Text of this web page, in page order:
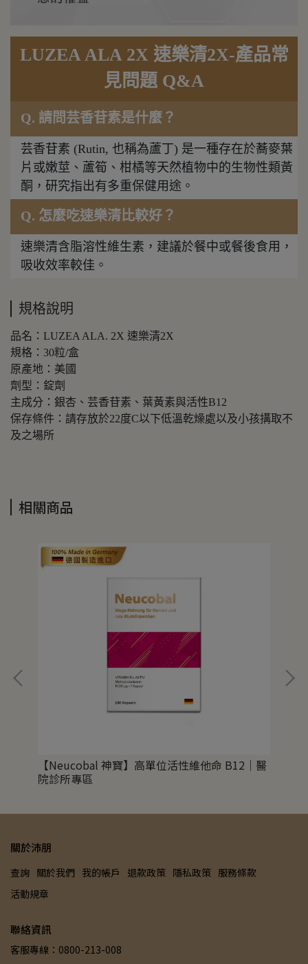
LUZEA ALA 2X 速樂清2X-產品常
見問題 Q&A
Q. 請問芸香苷素是什麼？
芸香苷素 (Rutin, 也稱為蘆丁) 是一種存在於蕎麥葉
片或嫩莖、蘆筍、柑橘等天然植物中的生物性類黃
酮，研究指出有多重保健用途。
Q. 怎麼吃速樂清比較好？
速樂清含脂溶性維生素，建議於餐中或餐後食用，
吸收效率較佳。
規格說明
品名：LUZEA ALA. 2X 速樂清2X
規格：30粒/盒
原產地：美國
劑型：錠劑
主成分：銀杏、芸香苷素、葉黃素與活性B12
保存條件：請存放於22度C以下低溫乾燥處以及小孩搆取不
及之場所
相關商品
【Neucobal 神寶】高單位活性維他命 B12｜醫
院診所專區
關於沛朋
查詢 關於我們 我的帳戶 退款政策 隱私政策 服務條款
活動規章
聯絡資訊
客服專線：0800-213-008